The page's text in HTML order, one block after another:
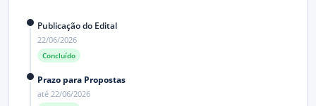
Publicação do Edital
22/06/2026
Concluído
Prazo para Propostas
até 22/06/2026